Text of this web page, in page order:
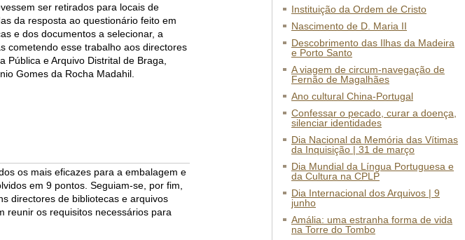
ser retirados para locais de
da resposta ao questionário feito em
e dos documentos a selecionar, a
cometendo esse trabalho aos directores
Pública e Arquivo Distrital de Braga,
Gomes da Rocha Madahil.
os mais eficazes para a embalagem e
em 9 pontos. Seguiam-se, por fim,
directores de bibliotecas e arquivos
reunir os requisitos necessários para
Instituição da Ordem de Cristo
Nascimento de D. Maria II
Descobrimento das Ilhas da Madeira
e Porto Santo
A viagem de circum-navegação de
Fernão de Magalhães
Ano cultural China-Portugal
Confessar o pecado, curar a doença,
silenciar identidades
Dia Nacional da Memória das Vítimas
da Inquisição | 31 de março
Dia Mundial da Língua Portuguesa e
da Cultura na CPLP
Dia Internacional dos Arquivos | 9
junho
Amália: uma estranha forma de vida
na Torre do Tombo